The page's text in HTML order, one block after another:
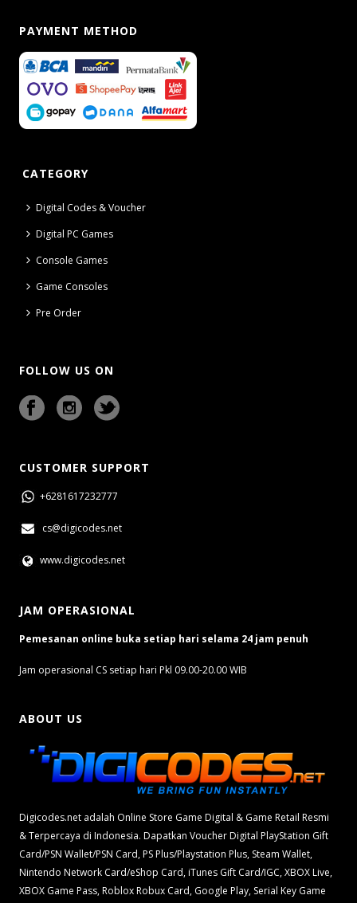
PAYMENT METHOD
CATEGORY
Digital Codes & Voucher
Digital PC Games
Console Games
Game Consoles
Pre Order
FOLLOW US ON
CUSTOMER SUPPORT
+6281617232777
cs@digicodes.net
www.digicodes.net
JAM OPERASIONAL
Pemesanan online buka setiap hari selama 24 jam penuh
Jam operasional CS setiap hari Pkl 09.00-20.00 WIB
ABOUT US
Digicodes.net adalah Online Store Game Digital & Game Retail Resmi
& Terpercaya di Indonesia. Dapatkan Voucher Digital PlayStation Gift
Card/PSN Wallet/PSN Card, PS Plus/Playstation Plus, Steam Wallet,
Nintendo Network Card/eShop Card, iTunes Gift Card/IGC, XBOX Live,
XBOX Game Pass, Roblox Robux Card, Google Play, Serial Key Game